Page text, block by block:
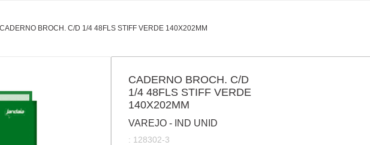
CADERNO BROCH. C/D 1/4 48FLS STIFF VERDE 140X202MM
CADERNO BROCH. C/D
1/4 48FLS STIFF VERDE
140X202MM
VAREJO - IND UNID
: 128302-3